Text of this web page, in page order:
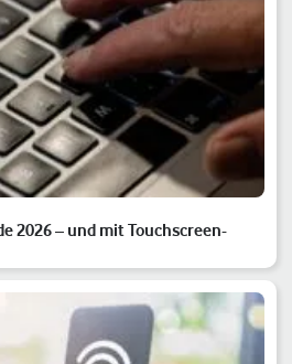
2026 – und mit Touchscreen-